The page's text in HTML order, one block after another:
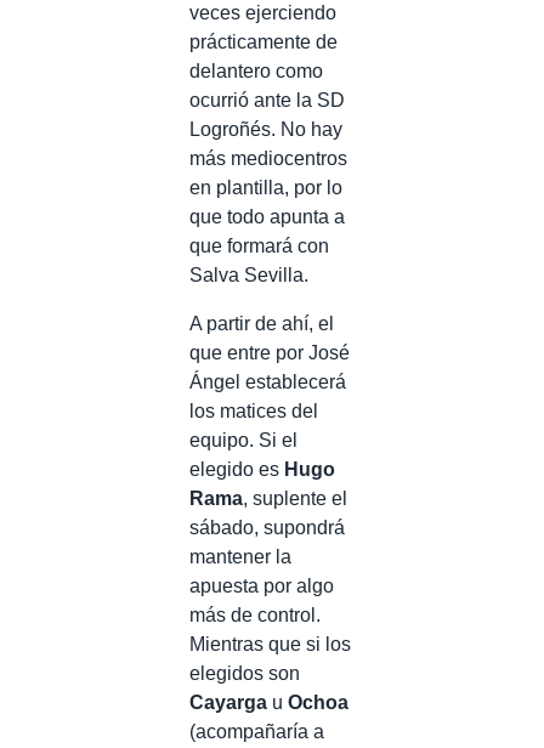
veces ejerciendo
prácticamente de
delantero como
ocurrió ante la SD
Logroñés. No hay
más mediocentros
en plantilla, por lo
que todo apunta a
que formará con
Salva Sevilla.
A partir de ahí, el
que entre por José
Ángel establecerá
los matices del
equipo. Si el
elegido es Hugo
Rama, suplente el
sábado, supondrá
mantener la
apuesta por algo
más de control.
Mientras que si los
elegidos son
Cayarga u Ochoa
(acompañaría a